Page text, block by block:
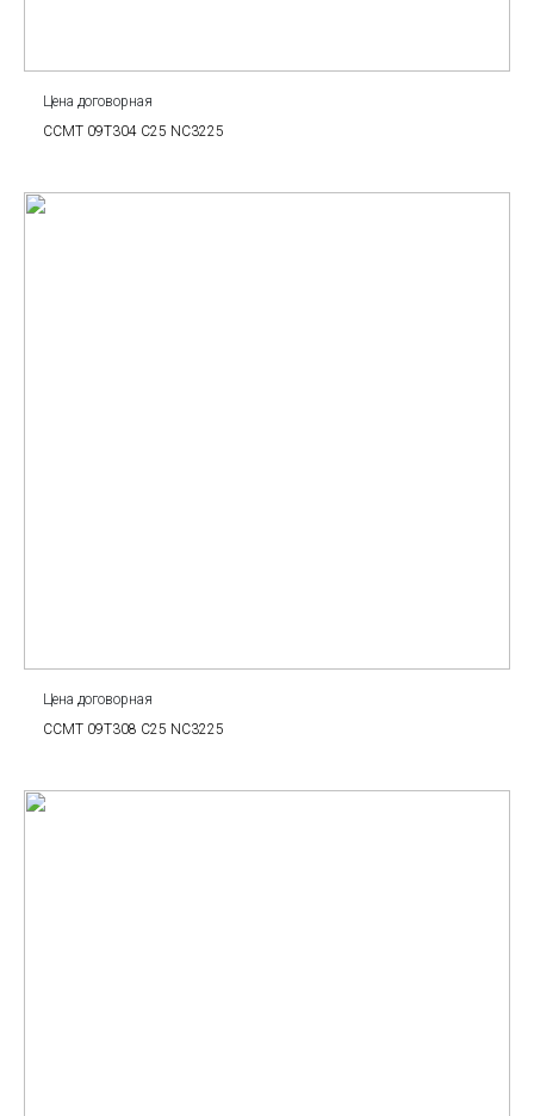
Цена договорная
CCMT 09T304 C25 NC3225
Цена договорная
CCMT 09T308 C25 NC3225